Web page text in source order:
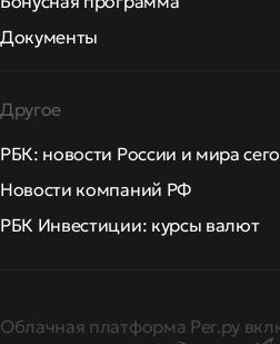
Документы
Другое
РБК: новости России и мира
Новости компаний РФ
РБК Инвестиции: курсы валют
Облачная платформа Рег.ру